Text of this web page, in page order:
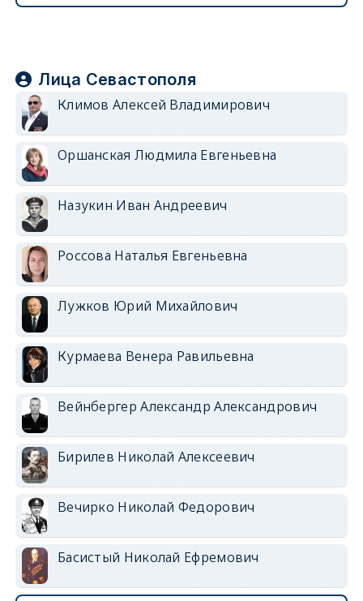
Лица Севастополя
Климов Алексей Владимирович
Оршанская Людмила Евгеньевна
Назукин Иван Андреевич
Россова Наталья Евгеньевна
Лужков Юрий Михайлович
Курмаева Венера Равильевна
Вейнбергер Александр Александрович
Бирилев Николай Алексеевич
Вечирко Николай Федорович
Басистый Николай Ефремович